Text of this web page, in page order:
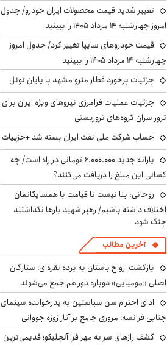
تغییر شدید قیمت محصولات ایران خودرو/ جدول
امروز چهارشنبه ۱۴ مرداد ۱۴۰۵ را ببینید
قیمت خودروهای سایپا تغییر کرد/ جدول امروز
چهارشنبه ۱۴ مرداد ۱۴۰۵ را ببینید
جزئیات برخورد قطار مترو مشهد با پایان تونل
جزئیات عملیات فرامرزی نیروهای ویژه ایران برای
ترور سران گروه‌های تروریستی
حساب‌ شرکت ملی نفت ایران بسته شد +جزییات
یارانه جدید ۶.۰۰۰.۰۰۰ تومانی در راه است/ چه
کسانی این مبلغ را دریافت می‌کنند؟
روحانی: بنا نیست تا قیامت با همسایگانمان
اختلاف داشته باشیم/ رهبر شهید بارها نگذاشتند
جنگ شود
آخرین مطالب
بازگشت ارواح باستان به پرده نقره‌ای؛ ستارگان
اصلی «مومیایی» دوباره دور هم جمع می‌شوند
ادای احترام سن سباستین به پدرخوانده سینمای
جنایی فرانسه؛ مروری جامع بر آثار ژوزه جووانی
کشف رازهای سر به مهر فرا آنجلیکو؛ قدیمی‌ترین